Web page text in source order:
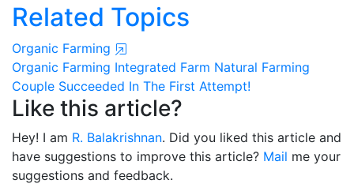
Related Topics
Organic Farming
Organic Farming Integrated Farm Natural Farming
Couple Succeeded In The First Attempt!
Like this article?
Hey! I am R. Balakrishnan. Did you liked this article and
have suggestions to improve this article? Mail me your
suggestions and feedback.